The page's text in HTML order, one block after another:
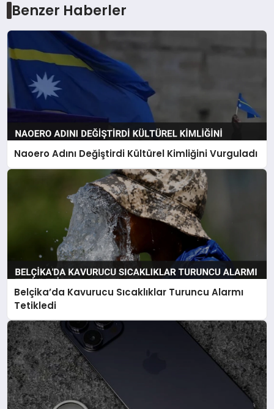
Benzer Haberler
Naoero Adını Değiştirdi Kültürel Kimliğini Vurguladı
Belçika’da Kavurucu Sıcaklıklar Turuncu Alarmı
Tetikledi